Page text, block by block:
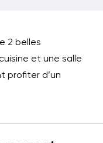
2 belles
et une salle
profiter d’un